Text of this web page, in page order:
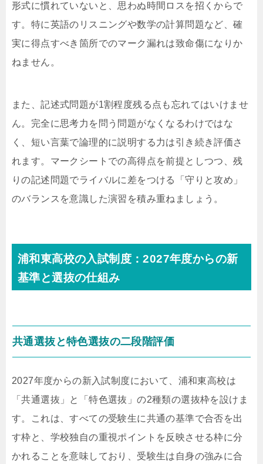
形式に慣れていないと、思わぬ時間ロスを招くからで
す。特に英語のリスニングや数学の計算問題など、確
実に得点すべき箇所でのマーク漏れは致命傷になりか
ねません。
また、記述式問題が1割程度残る点も忘れてはいけませ
ん。完全に思考力を問う問題がなくなるわけではな
く、短い言葉で論理的に説明する力は引き続き評価さ
れます。マークシートでの高得点を前提としつつ、残
りの記述問題でライバルに差をつける「守りと攻め」
のバランスを意識した演習を積み重ねましょう。
浦和東高校の入試制度：2027年度からの新
基準と選抜の仕組み
共通選抜と特色選抜の二段階評価
2027年度からの新入試制度において、浦和東高校は
「共通選抜」と「特色選抜」の2種類の選抜枠を設けま
す。これは、すべての受験生に共通の基準で合否を出
す枠と、学校独自の重視ポイントを反映させる枠に分
かれることを意味しており、受験生は自身の強みに合